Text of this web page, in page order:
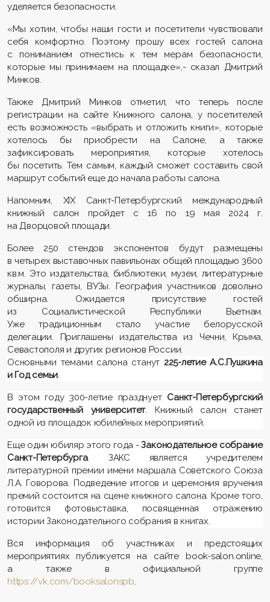
уделяется безопасности.
«Мы хотим, чтобы наши гости и посетители чувствовали
себя комфортно. Поэтому прошу всех гостей салона
с пониманием отнестись к тем мерам безопасности,
которые мы принимаем на площадке»,- сказал Дмитрий
Минков.
Также Дмитрий Минков отметил, что теперь после
регистрации на сайте Книжного салона, у посетителей
есть возможность «выбрать и отложить книги», которые
хотелось бы приобрести на Салоне, а также
зафиксировать мероприятия, которые хотелось
бы посетить. Тем самым, каждый сможет составить свой
маршрут событий еще до начала работы салона.
Напомним, XIX Санкт-Петербургский международный
книжный салон пройдет с 16 по 19 мая 2024 г.
на Дворцовой площади.
Более 250 стендов экспонентов будут размещены
в четырех выставочных павильонах общей площадью 3600
кв.м. Это издательства, библиотеки, музеи, литературные
журналы, газеты, ВУЗы. География участников довольно
обширна. Ожидается присутствие гостей
из Социалистической Республики Вьетнам.
Уже традиционным стало участие белорусской
делегации. Приглашены издательства из Чечни, Крыма,
Севастополя и других регионов России.
Основными темами салона станут 225-летие А.С.Пушкина
и Год семьи.
В этом году 300-летие празднует Санкт-Петербургский
государственный университет. Книжный салон станет
одной из площадок юбилейных мероприятий.
Еще один юбиляр этого года -Законодательное собрание
Санкт-Петербурга. ЗАКС является учредителем
литературной премии имени маршала Советского Союза
Л.А. Говорова. Подведение итогов и церемония вручения
премий состоится на сцене книжного салона. Кроме того,
готовится фотовыставка, посвященная отражению
истории Законодательного собрания в книгах.
Вся информация об участниках и предстоящих
мероприятиях публикуется на сайте book-salon.online,
а также в официальной группе
https://vk.com/booksalonspb.